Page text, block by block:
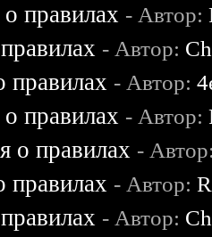
правилах - Автор:
- Автор:
правилах - Автор:
правилах - Автор:
о правилах -
правилах - Автор:
- Автор: